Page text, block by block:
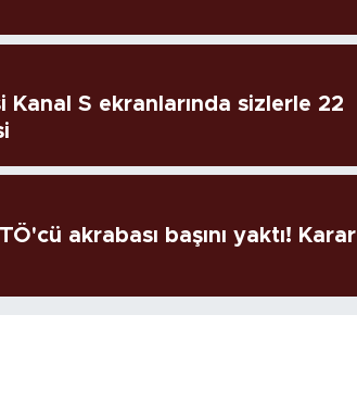
Kanal S ekranlarında sizlerle 22
akrabası başını yaktı! Karar